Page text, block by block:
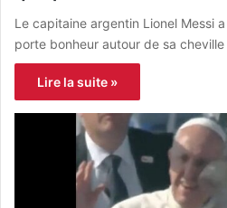
Le capitaine argentin Lionel Messi
porte bonheur autour de sa
Lire la suite »